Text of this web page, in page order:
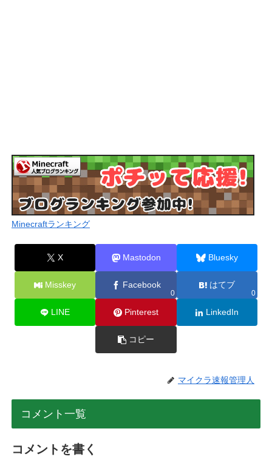
Minecraftランキング
X Mastodon Bluesky
Misskey Facebook
0
はてブ
0
LINE Pinterest LinkedIn
コピー
マイクラ速報管理人
コメント一覧
コメントを書く